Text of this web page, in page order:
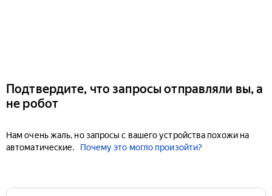
Подтвердите, что запросы отправляли вы, а
не робот
Нам очень жаль, но запросы с вашего устройства похожи на
автоматические.
Почему это могло произойти?